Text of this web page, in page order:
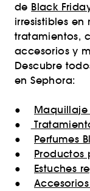
de Black
irresistibles
tratamientos,
accesorios y
Descubre
en Sephora:
● Maquillaje
●
● Perfumes
● Productos
● Estuches
●